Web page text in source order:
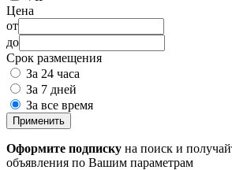
Цена
от
до
Срок размещения
За 24 часа
За 7 дней
За все время
Применить
Оформите подписку на поиск и
объявления по Вашим параметрам